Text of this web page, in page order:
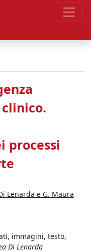
processi
Lenarda e G. Maura
immagini, testo,
Di Lenarda